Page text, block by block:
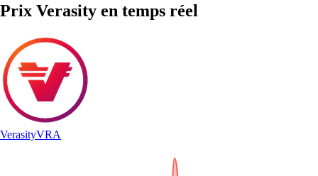
Prix Verasity en temps réel
VerasityVRA